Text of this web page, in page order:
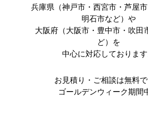
兵庫県（神戸市・西宮市・芦屋市
明石市など）や
大阪府（大阪市・豊中市・吹田
ど）を
中心に対応しております
お見積り・ご相談は無料で
ゴールデンウィーク期間